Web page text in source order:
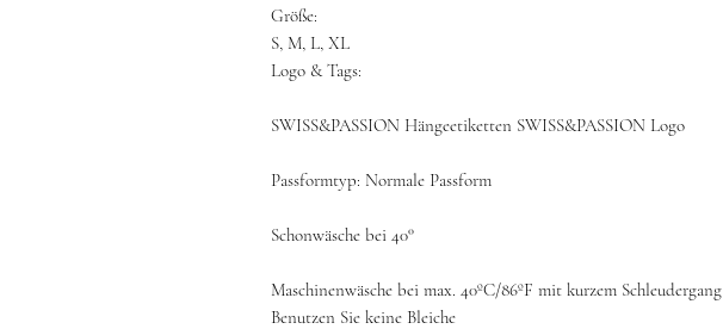
Größe:
S, M, L, XL
Logo & Tags:
SWISS&PASSION Hängeetiketten SWISS&PASSION Logo
Passformtyp: Normale Passform
Schonwäsche bei 40°
Maschinenwäsche bei max. 40ºC/86ºF mit kurzem Schleudergang
Benutzen Sie keine Bleiche